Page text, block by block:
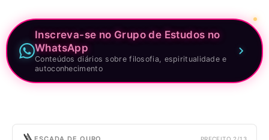
Inscreva-se no Grupo de Estudos no
WhatsApp
Conteúdos diários sobre filosofia, espiritualidade e
autoconhecimento